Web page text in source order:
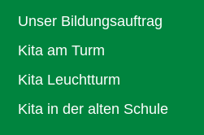
Unser Bildungsauftrag
Kita am Turm
Kita Leuchtturm
Kita in der alten Schule